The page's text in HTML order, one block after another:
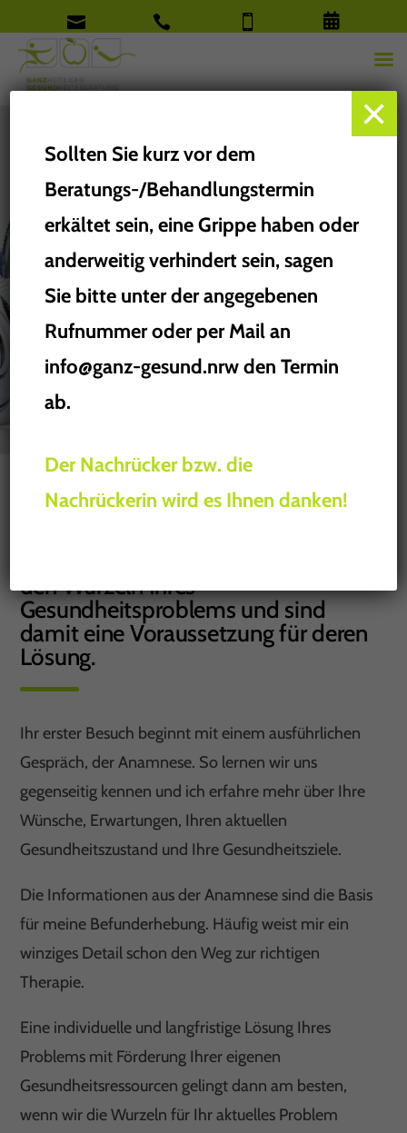
   
Entdecken und aktivieren
Sie mit mir Ihre eigenen
Gesundheitsressourcen
den Wurzeln Ihres
Gesundheitsproblems und sind
damit eine Voraussetzung für deren
Lösung.
Ihr erster Besuch beginnt mit einem ausführlichen
Gespräch, der Anamnese. So lernen wir uns
gegenseitig kennen und ich erfahre mehr über Ihre
Wünsche, Erwartungen, Ihren aktuellen
Gesundheitszustand und Ihre Gesundheitsziele.
Die Informationen aus der Anamnese sind die Basis
für meine Befunderhebung. Häufig weist mir ein
winziges Detail schon den Weg zur richtigen
Therapie.
Eine individuelle und langfristige Lösung Ihres
Problems mit Förderung Ihrer eigenen
Gesundheitsressourcen gelingt dann am besten,
wenn wir die Wurzeln für Ihr aktuelles Problem
Sollten Sie kurz vor dem
Beratungs-/Behandlungstermin
erkältet sein, eine Grippe haben oder
anderweitig verhindert sein, sagen
Sie bitte unter der angegebenen
Rufnummer oder per Mail an
info@ganz-gesund.nrw den Termin
ab.
Der Nachrücker bzw. die
Nachrückerin wird es Ihnen danken!
×